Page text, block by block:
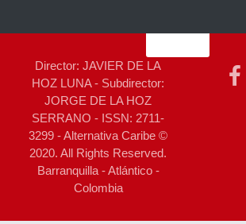
Director: JAVIER DE LA
HOZ LUNA - Subdirector:
JORGE DE LA HOZ
SERRANO - ISSN: 2711-
3299 - Alternativa Caribe ©
2020. All Rights Reserved.
Barranquilla - Atlántico -
Colombia